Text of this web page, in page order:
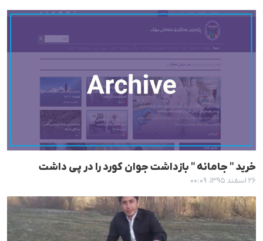
خرید " جامانە " بازداشت جوان کورد را در پی داشت
۲۶ اسفند ۱۳۹۵، ۰۰:۰۹